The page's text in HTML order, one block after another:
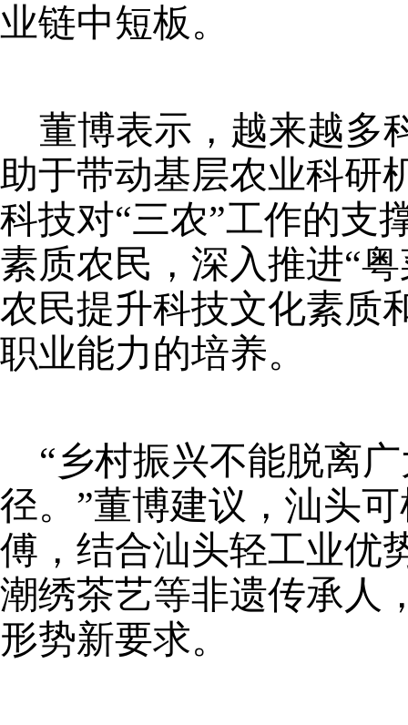
业链中短板。
董博表示，越来越多
助于带动基层农业科研
科技对“三农”工作的支
素质农民，深入推进“
农民提升科技文化素质
职业能力的培养。
“乡村振兴不能脱离
径。”董博建议，汕头
傅，结合汕头轻工业优
潮绣茶艺等非遗传承人
形势新要求。